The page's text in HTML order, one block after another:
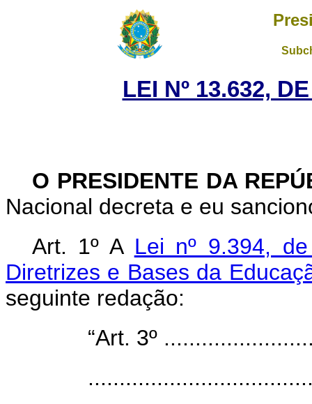
LEI Nº 13.632,
O PRESIDENTE DA
Nacional decreta e eu
Art. 1º A Lei nº 9.394,
Diretrizes e Bases da
seguinte redação:
“Art. 3º